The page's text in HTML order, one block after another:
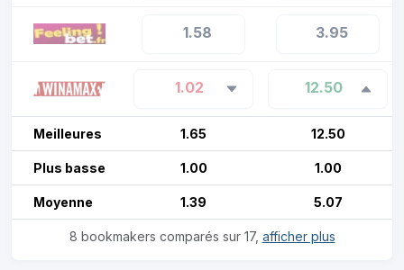
1.58 3.95
1.02 12.50
Meilleures 1.65 12.50
Plus basse 1.00 1.00
Moyenne 1.39 5.07
8 bookmakers comparés sur 17, afficher plus